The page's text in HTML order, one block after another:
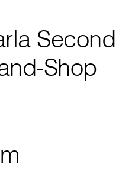
Second
Shop